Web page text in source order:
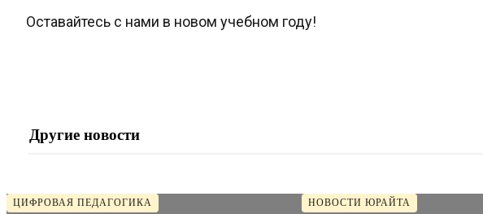
Оставайтесь с нами в новом учебном году!
Другие новости
ЦИФРОВАЯ ПЕДАГОГИКА НОВОСТИ ЮРАЙТА